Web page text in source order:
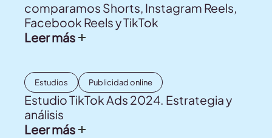
comparamos Shorts, Instagram Reels,
Facebook Reels y TikTok
Leer más
Estudios Publicidad online
Estudio TikTok Ads 2024. Estrategia y
análisis
Leer más